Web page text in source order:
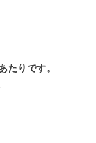
たりです。